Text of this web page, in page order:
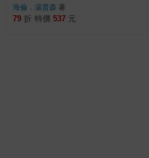
一步
海倫．湯普森 著
79 折 特價 537 元